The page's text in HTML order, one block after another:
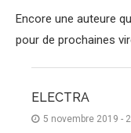
Encore une auteure
pour de prochaines
ELECTRA
5 novembre 2019 -